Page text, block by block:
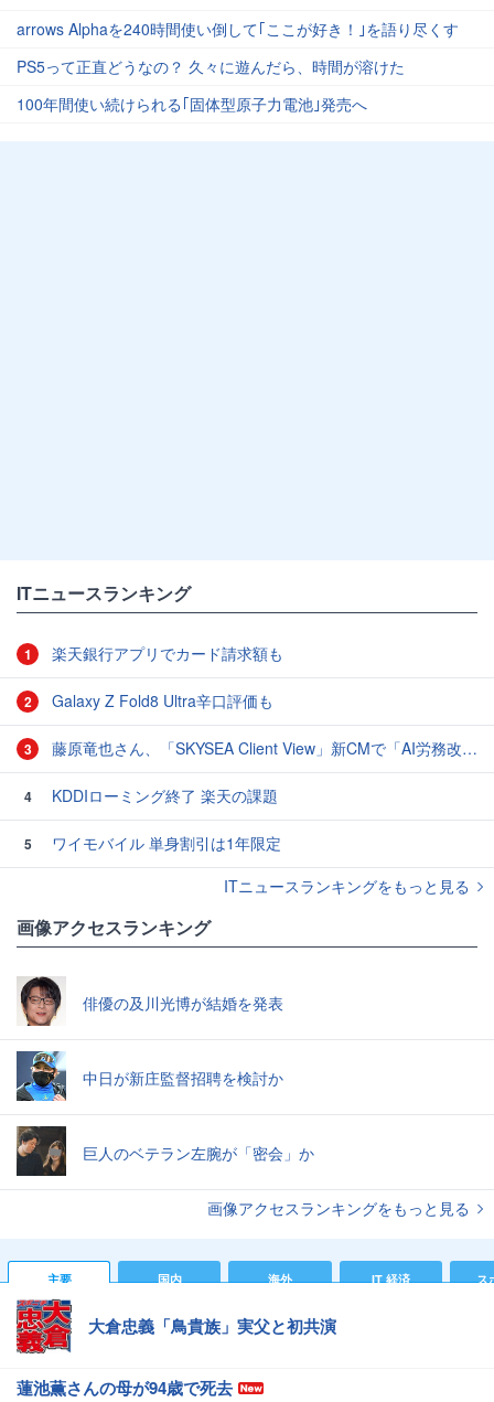
arrows Alphaを240時間使い倒して｢ここが好き！｣を語り尽くす
PS5って正直どうなの？ 久々に遊んだら、時間が溶けた
100年間使い続けられる｢固体型原子力電池｣発売へ
ITニュースランキング
1 楽天銀行アプリでカード請求額も
2 Galaxy Z Fold8 Ultra辛口評価も
3 藤原竜也さん、「SKYSEA Client View」新CMで「AI労務改善」をアピール 働き方をAIが分析したら「すぐに休んで」と言われる？
4 KDDIローミング終了 楽天の課題
5
ワイモバイル 単身割引は1年限定
ITニュースランキングをもっと見る
画像アクセスランキング
俳優の及川光博が結婚を発表
中日が新庄監督招聘を検討か
巨人のベテラン左腕が「密会」か
画像アクセスランキングをもっと見る
主要 国内 海外 IT 経済 ス
大倉忠義「鳥貴族」実父と初共演
蓮池薫さんの母が94歳で死去